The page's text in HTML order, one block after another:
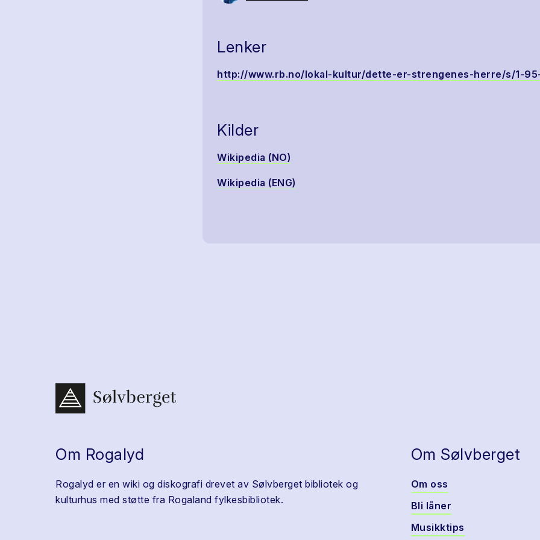
Lenker
http://www.rb.no/lokal-kultur/dette-er-strengenes-herre/s/1-
Kilder
Wikipedia (NO)
Wikipedia (ENG)
Om Rogalyd
Rogalyd er en wiki og diskografi drevet av Sølvberget bibliotek og
kulturhus med støtte fra Rogaland fylkesbibliotek.
Om Sølvberget
Om oss
Bli låner
Musikktips